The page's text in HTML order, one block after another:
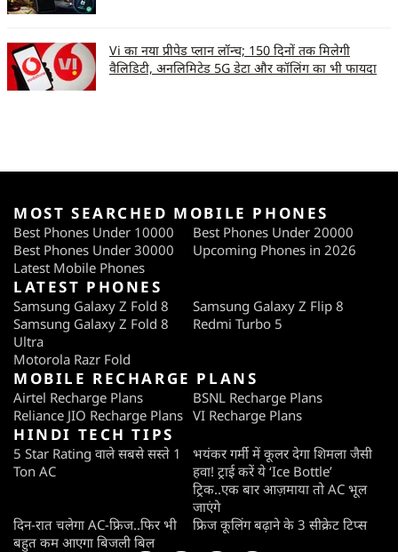
Vi का नया प्रीपेड प्लान लॉन्च; 150 दिनों तक मिलेगी
वैलिडिटी, अनलिमिटेड 5G डेटा और कॉलिंग का भी फायदा
MOST SEARCHED MOBILE PHONES
Best Phones Under 10000
Best Phones Under 20000
Best Phones Under 30000
Upcoming Phones in 2026
Latest Mobile Phones
LATEST PHONES
Samsung Galaxy Z Fold 8
Samsung Galaxy Z Flip 8
Samsung Galaxy Z Fold 8
Ultra
Redmi Turbo 5
Motorola Razr Fold
MOBILE RECHARGE PLANS
Airtel Recharge Plans
BSNL Recharge Plans
Reliance JIO Recharge Plans VI Recharge Plans
HINDI TECH TIPS
5 Star Rating वाले सबसे सस्ते 1
Ton AC
भयंकर गर्मी में कूलर देगा शिमला जैसी
हवा! ट्राई करें ये ‘Ice Bottle’
ट्रिक..एक बार आज़माया तो AC भूल
जाएंगे
दिन-रात चलेगा AC-फ्रिज..फिर भी
बहुत कम आएगा बिजली बिल
फ्रिज कूलिंग बढ़ाने के 3 सीक्रेट टिप्स